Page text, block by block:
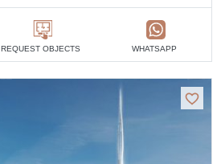
REQUEST OBJECTS WHATSAPP